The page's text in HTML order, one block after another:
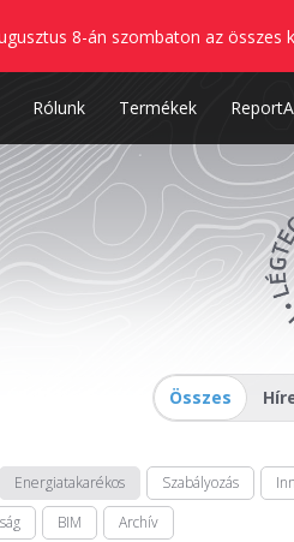
8-án szombaton az összes
Rólunk Termékek
Összes
Energiatakarékos Szabályozás
BIM Archív